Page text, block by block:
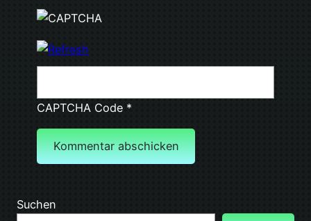
CAPTCHA Code*
Suchen